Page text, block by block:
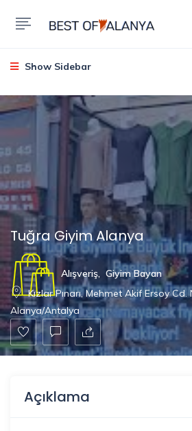
Show Sidebar
Tuğra Giyim Alanya
Alışveriş, Giyim Bayan
Kızlar Pınarı, Mehmet Akif Ersoy
Alanya/Antalya
Açıklama